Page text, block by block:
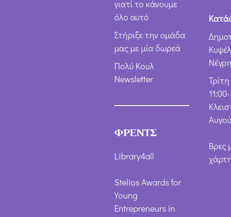
γιατί το κάνουμε
όλο αυτό
Στήριξε την ομάδα
μας με μία δωρεά
Πολύ Κουλ
Newsletter
ΦΡΕΝΤΣ
Library4all
Stelios Awards for
Young
Entrepreneurs in
Βρες